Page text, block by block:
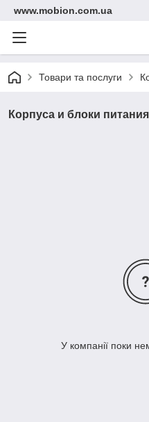
www.mobion.com.ua
Товари та послуги
Корпуса и блоки питания
У компанії поки